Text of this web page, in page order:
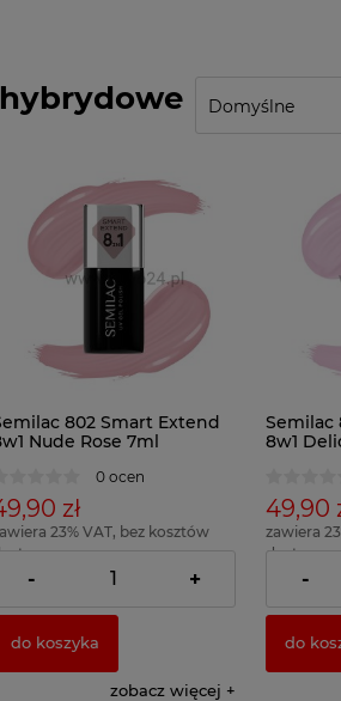
802 Smart Extend
Nude Rose 7ml
0 ocen
zł
23% VAT, bez kosztów
dostawy
( 1 x 100ml = 712,86 zł )
- +
do koszyka
zobacz więcej
Semilac
8w1
49,90
zawiera
dostawy
( 1 x-
do